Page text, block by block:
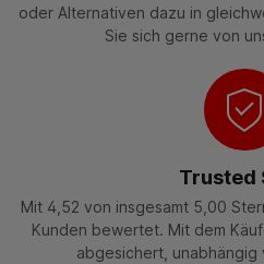
oder Alternativen dazu in
Sie sich gerne von
Trusted
Mit 4,52 von insgesamt 5,00
Kunden bewertet. Mit dem
abgesichert, unabhängig